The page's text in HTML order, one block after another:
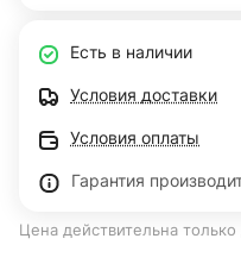
Есть в наличии
Условия доставки
Условия оплаты
Гарантия
Цена действительна